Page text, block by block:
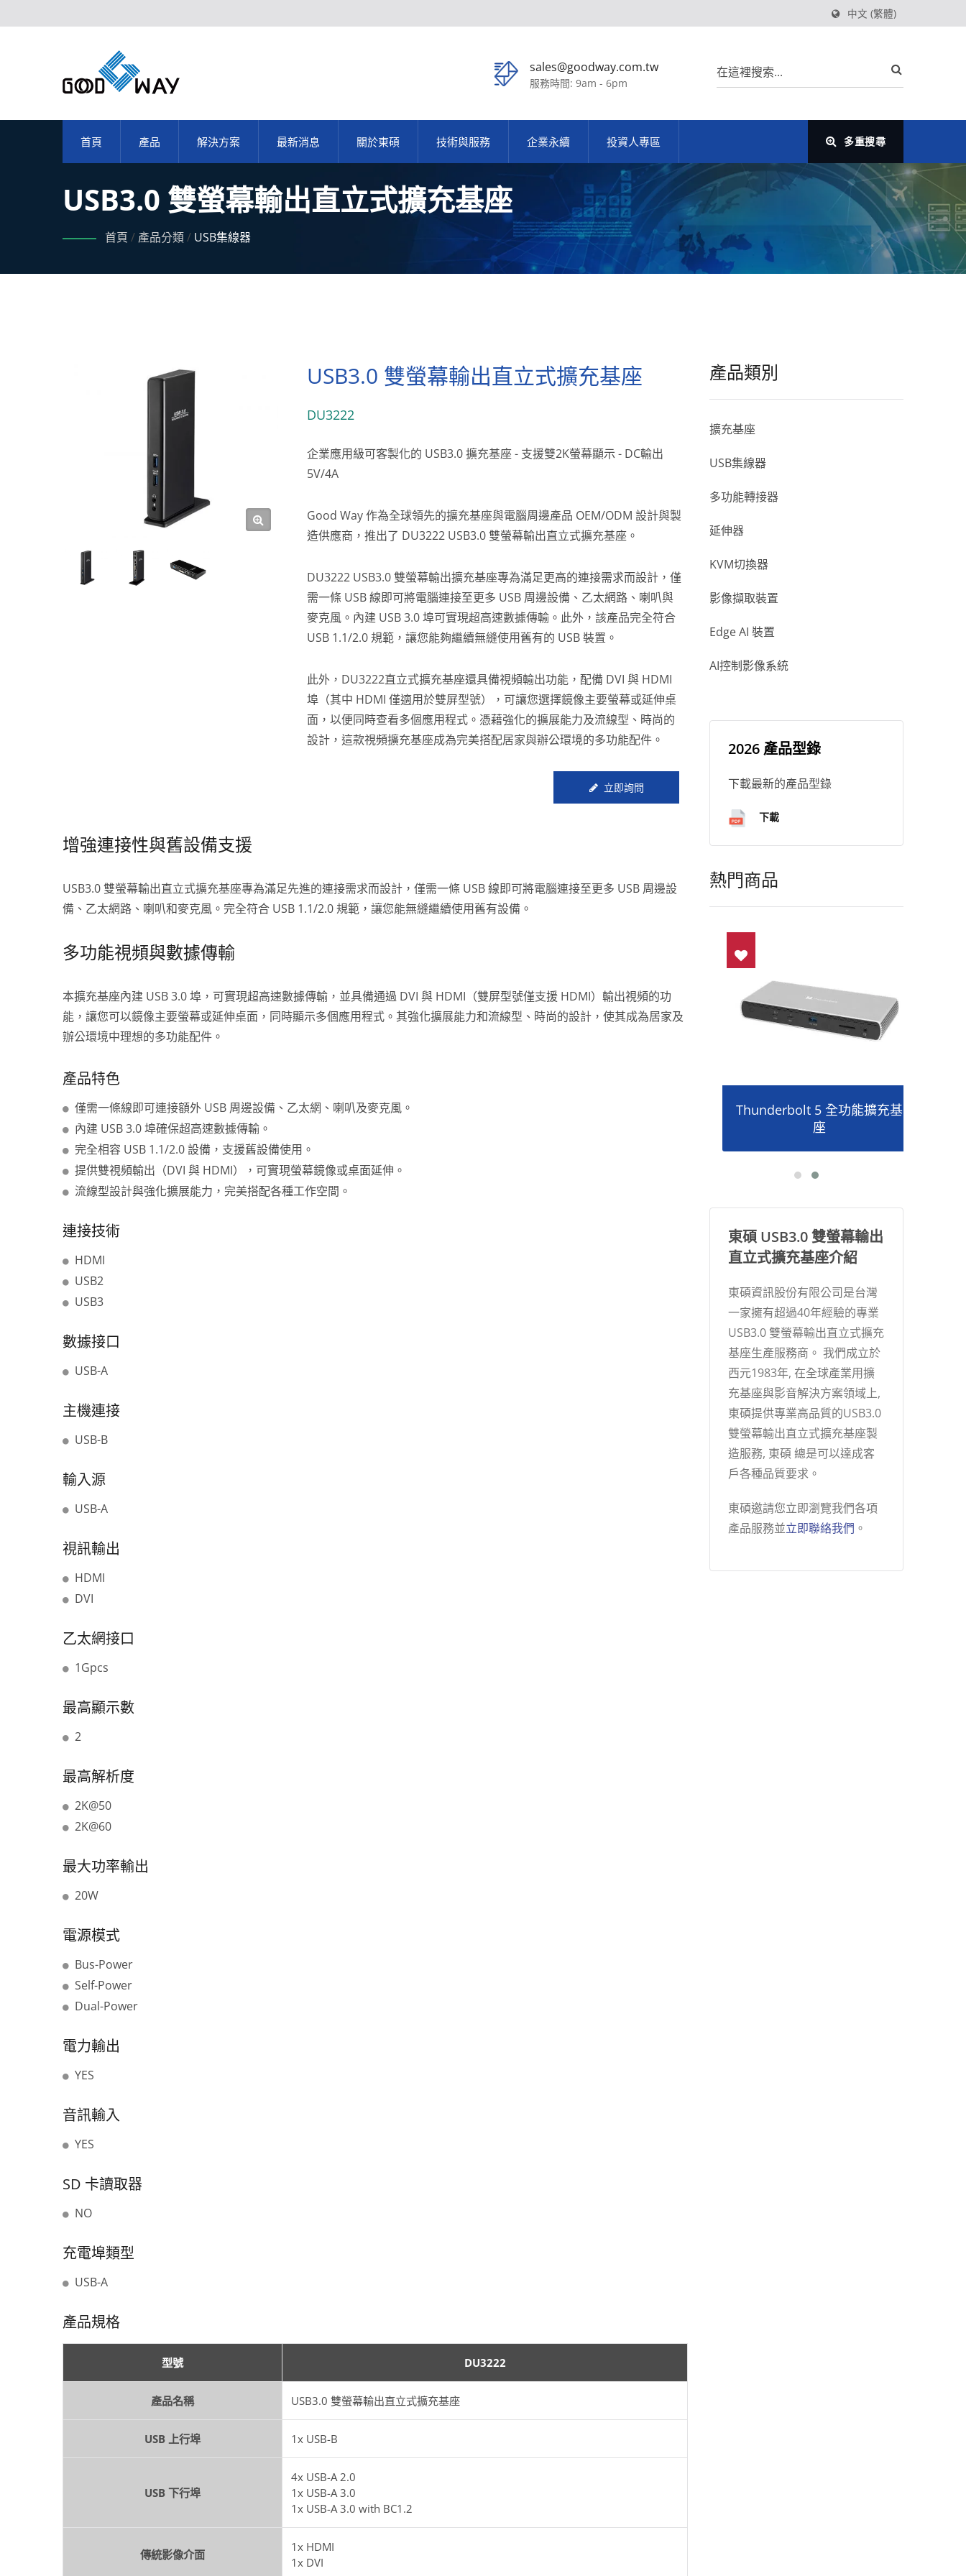
中文 (繁體)
sales@goodway.com.tw
服務時間: 9am - 6pm
首頁 產品 解決方案 最新消息 關於東碩 技術與服務 企業永續 投資人專區 多重搜尋
USB3.0 雙螢幕輸出直立式擴充基座
首頁 / 產品分類/ USB集線器
USB3.0 雙螢幕輸出直立式擴充基座
DU3222
企業應用級可客製化的 USB3.0 擴充基座 - 支援雙2K螢幕顯示 - DC輸出
5V/4A
Good Way 作為全球領先的擴充基座與電腦周邊產品 OEM/ODM 設計與製
造供應商，推出了 DU3222 USB3.0 雙螢幕輸出直立式擴充基座。
DU3222 USB3.0 雙螢幕輸出擴充基座專為滿足更高的連接需求而設計，僅
需一條 USB 線即可將電腦連接至更多 USB 周邊設備、乙太網路、喇叭與
麥克風。內建 USB 3.0 埠可實現超高速數據傳輸。此外，該產品完全符合
USB 1.1/2.0 規範，讓您能夠繼續無縫使用舊有的 USB 裝置。
此外，DU3222直立式擴充基座還具備視頻輸出功能，配備 DVI 與 HDMI
埠（其中 HDMI 僅適用於雙屏型號），可讓您選擇鏡像主要螢幕或延伸桌
面，以便同時查看多個應用程式。憑藉強化的擴展能力及流線型、時尚的
設計，這款視頻擴充基座成為完美搭配居家與辦公環境的多功能配件。
立即詢問
增強連接性與舊設備支援
USB3.0 雙螢幕輸出直立式擴充基座專為滿足先進的連接需求而設計，僅需一條 USB 線即可將電腦連接至更多 USB 周邊設
備、乙太網路、喇叭和麥克風。完全符合 USB 1.1/2.0 規範，讓您能無縫繼續使用舊有設備。
多功能視頻與數據傳輸
本擴充基座內建 USB 3.0 埠，可實現超高速數據傳輸，並具備通過 DVI 與 HDMI（雙屏型號僅支援 HDMI）輸出視頻的功
能，讓您可以鏡像主要螢幕或延伸桌面，同時顯示多個應用程式。其強化擴展能力和流線型、時尚的設計，使其成為居家及
辦公環境中理想的多功能配件。
產品特色
僅需一條線即可連接額外 USB 周邊設備、乙太網、喇叭及麥克風。
內建 USB 3.0 埠確保超高速數據傳輸。
完全相容 USB 1.1/2.0 設備，支援舊設備使用。
提供雙視頻輸出（DVI 與 HDMI），可實現螢幕鏡像或桌面延伸。
流線型設計與強化擴展能力，完美搭配各種工作空間。
連接技術
HDMI
USB2
USB3
數據接口
USB-A
主機連接
USB-B
輸入源
USB-A
視訊輸出
HDMI
DVI
乙太網接口
1Gpcs
最高顯示數
2
最高解析度
2K@50
2K@60
最大功率輸出
20W
電源模式
Bus-Power
Self-Power
Dual-Power
電力輸出
YES
音訊輸入
YES
SD 卡讀取器
NO
充電埠類型
USB-A
產品規格
型號 DU3222
產品名稱 USB3.0 雙螢幕輸出直立式擴充基座
USB 上行埠 1x USB-B
USB 下行埠
4x USB-A 2.0
1x USB-A 3.0
1x USB-A 3.0 with BC1.2
傳統影像介面
1x HDMI
1x DVI
產品類別
擴充基座
USB集線器
多功能轉接器
延伸器
KVM切換器
影像擷取裝置
Edge AI 裝置
AI控制影像系統
2026 產品型錄
下載最新的產品型錄
下載
熱門商品
P2P 點對點無線顯示器轉接器
Thunderbolt 5 全功能擴充基
Thunderbolt 5 全功能擴充基
東碩 USB3.0 雙螢幕輸出
直立式擴充基座介紹
東碩資訊股份有限公司是台灣
一家擁有超過40年經驗的專業
USB3.0 雙螢幕輸出直立式擴充
基座生產服務商。 我們成立於
西元1983年, 在全球產業用擴
充基座與影音解決方案領域上,
東碩提供專業高品質的USB3.0
雙螢幕輸出直立式擴充基座製
造服務, 東碩 總是可以達成客
戶各種品質要求。
東碩邀請您立即瀏覽我們各項
產品服務並立即聯絡我們 。